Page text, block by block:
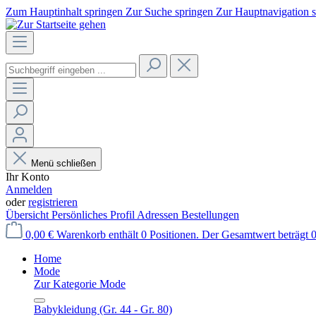
Zum Hauptinhalt springen Zur Suche springen Zur Hauptnavigation
Menü schließen
Ihr Konto
Anmelden
oderregistrieren
Übersicht Persönliches Profil Adressen Bestellungen
0,00 € Warenkorb enthält 0 Positionen. Der Gesamtwert beträgt
Home
Mode
Zur Kategorie Mode
Babykleidung (Gr. 44 - Gr. 80)